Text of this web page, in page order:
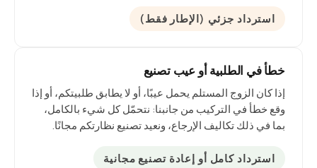
استرداد جزئي (الإطار فقط)
خطأ في الطلبية أو عيب تصنيع
إذا كان الزوج المستلم يحمل عيبًا، أو لا يطابق طلبيتكم، أو إذا
وقع خطأ في التركيب من جانبنا: نتحمّل كل شيء بالكامل،
بما في ذلك تكاليف الإرجاع، ونعيد تصنيع نظارتكم مجانًا.
استرداد كامل أو إعادة تصنيع مجانية